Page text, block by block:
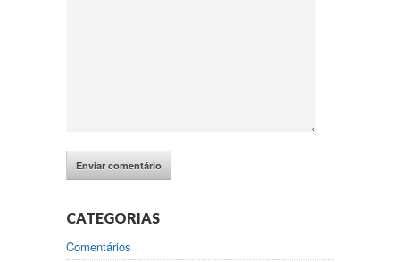
CATEGORIAS
Comentários